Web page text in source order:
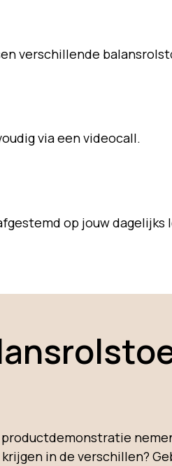
verschillende
via een videocall.
op jouw dagelijks
in de verschillen?